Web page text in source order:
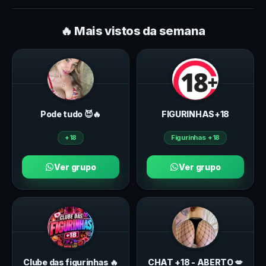
🔥 Mais vistos da semana
Pode tudo 😈🔥
+18
Ver grupo
FIGURINHAS+18
Figurinhas +18
Ver grupo
Clube das figurinhas 🔥
CHAT +18 - ABERTO 💋